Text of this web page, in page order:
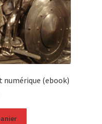
numérique (ebook)